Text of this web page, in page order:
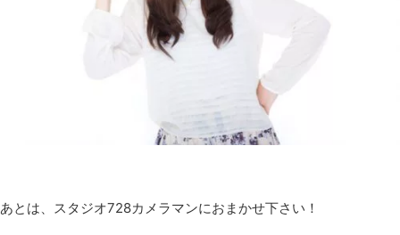
あとは、スタジオ728カメラマンにおまかせ下さい！